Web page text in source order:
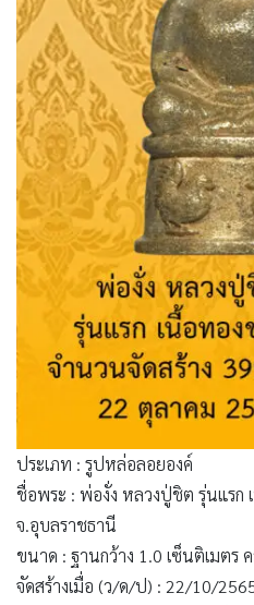
ประเภท : รูปหล่อลอยองค์
ชื่อพระ : พ่องั่ง หลวงปู่ชิต รุ่นแร
จ.อุบลราชธานี
ขนาด : ฐานกว้าง 1.0 เซ็นติเมตร
จัดสร้างเมื่อ (ว/ด/ป) : 22/10/